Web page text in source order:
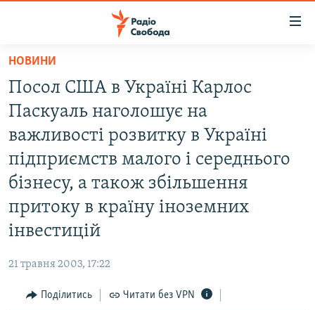
Перейти
основного
матеріалу
до
основної
навігації
до
пошуку
СУСПІЛЬСТВО
КУЛЬТУРА
СВІТ
ВІЙНА
РОСІЙСЬКА «ФІЛЬТРАЦІЯ»
ДОНБАС.РЕАЛІЇ
КРИМ.РЕАЛІЇ
КИТАЙ.ВИКЛИКИ
НОВИНИ
Посол США в Українi Карлос
Паскуаль наголошує на
важливостi розвитку в Українi
пiдприємств малого i середнього
бiзнесу, а також збiльшення
притоку в країну iноземних
iнвестицiй
21 травня 2003, 17:22
Поділитись Читати без VPN